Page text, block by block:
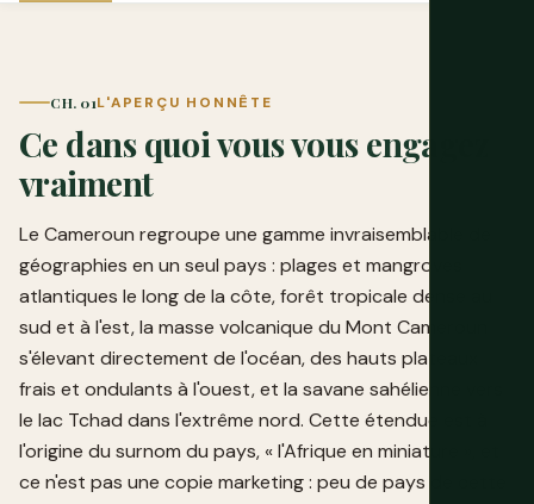
CH. 01L'APERÇU HONNÊTE
Ce dans quoi vous vous engagez
vraiment
Le Cameroun regroupe une gamme invraisemblable de
géographies en un seul pays : plages et mangroves
atlantiques le long de la côte, forêt tropicale dense au
sud et à l'est, la masse volcanique du Mont Cameroun
s'élevant directement de l'océan, des hauts plateaux
frais et ondulants à l'ouest, et la savane sahélienne vers
le lac Tchad dans l'extrême nord. Cette étendue est à
l'origine du surnom du pays, « l'Afrique en miniature », et
ce n'est pas une copie marketing : peu de pays de cette